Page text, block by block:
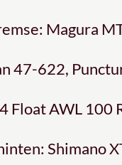
Magura
47-622,
Float AWL 100
Shimano